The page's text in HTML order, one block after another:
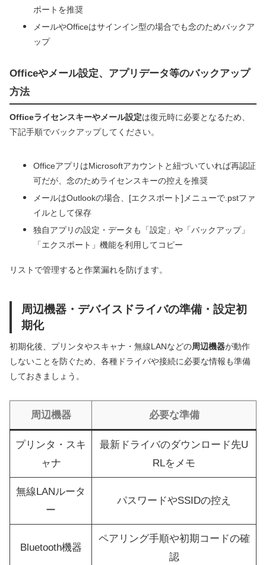
ポートを推奨
メールやOfficeはサインイン型の場合でも念のためバックア
ップ
Officeやメール設定、アプリデータ等のバックアップ
方法
Officeライセンスキーやメール設定は復元時に必要となるため、
下記手順でバックアップしてください。
OfficeアプリはMicrosoftアカウントと紐づいていれば再認証
可だが、念のためライセンスキーの控えを推奨
メールはOutlookの場合、[エクスポート]メニューで.pstファ
イルとして保存
独自アプリの設定・データも「設定」や「バックアップ」
「エクスポート」機能を利用してコピー
リストで管理すると作業漏れを防げます。
周辺機器・デバイスドライバの準備・設定初
期化
初期化後、プリンタやスキャナ・無線LANなどの周辺機器が動作
しないことを防ぐため、各種ドライバや接続に必要な情報も準備
しておきましょう。
周辺機器 必要な準備
プリンタ・スキ
ャナ
最新ドライバのダウンロード先U
RLをメモ
無線LANルータ
ー
パスワードやSSIDの控え
Bluetooth機器
ペアリング手順や初期コードの確
認